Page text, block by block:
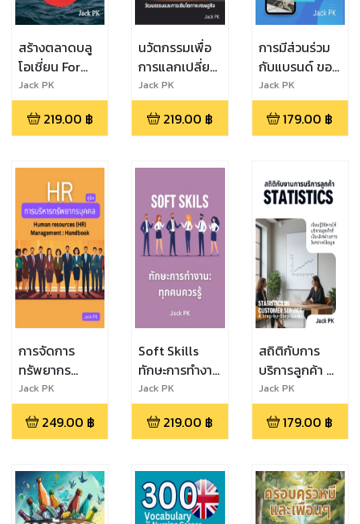
สร้างตลาดบลู
โอเชี่ยน For
Marketing
Jack PK
219.00 ฿
นวัตกรรมเพื่อ
การแลกเปลี่ยน
วัฒนธรรม และ
การเติบโตทาง
เศรษฐกิจ
Jack PK
219.00 ฿
การมีส่วนร่วม
กับแบรนด์ ของ
ลูกค้า
Customer
Brand
Jack PK
179.00 ฿
การจัดการ
ทรัพยากร
มนุษย์ (HR)
Jack PK
249.00 ฿
Soft Skills
ทักษะการทำงาน
ทุกคนควรรู้
Jack PK
219.00 ฿
สถิติกับการ
บริการลูกค้า คำ
แนะนำทีละขั้น
ตอน
Jack PK
179.00 ฿